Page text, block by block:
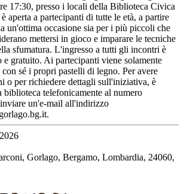
17:30, presso i locali della Biblioteca Civica
aperta a partecipanti di tutte le età, a partire
un'ottima occasione sia per i più piccoli che
mettersi in gioco e imparare le tecniche
sfumatura. L'ingresso a tutti gli incontri è
e gratuito. Ai partecipanti viene solamente
sé i propri pastelli di legno. Per avere
o per richiedere dettagli sull'iniziativa, è
biblioteca telefonicamente al numero
un'e-mail all'indirizzo
Gorlago, Bergamo, Lombardia, 24060,